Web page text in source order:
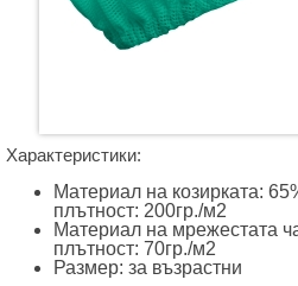
Характеристики:
Материал на козирката:
плътност: 200гр./м2
Материал на мрежестата
плътност: 70гр./м2
Размер: за възрастни